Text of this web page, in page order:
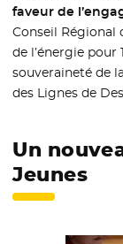
faveur de
Conseil Régional
de l’énergie
souveraineté de
des Lignes de
Un
Jeunes